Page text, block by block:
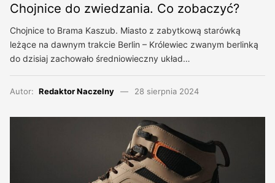
Chojnice do zwiedzania. Co zobaczyć?
Chojnice to Brama Kaszub. Miasto z zabytkową starówką
leżące na dawnym trakcie Berlin – Królewiec zwanym berlinką
do dzisiaj zachowało średniowieczny układ…
Autor: Redaktor Naczelny 28 sierpnia 2024